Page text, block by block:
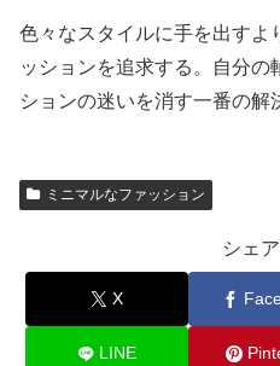
色々なスタイルに手を出すよ
ッションを追求する。自分の
ションの迷いを消す一番の解
ミニマルなファッション
シェ
X
LINE